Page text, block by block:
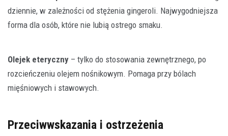
dziennie, w zależności od stężenia gingeroli. Najwygodniejsza
forma dla osób, które nie lubią ostrego smaku.
Olejek eteryczny – tylko do stosowania zewnętrznego, po
rozcieńczeniu olejem nośnikowym. Pomaga przy bólach
mięśniowych i stawowych.
Przeciwwskazania i ostrzeżenia